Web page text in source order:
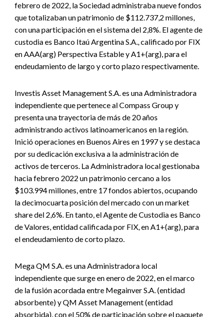
febrero de 2022, la Sociedad administraba nueve fondos
que totalizaban un patrimonio de $112.737,2 millones,
con una participación en el sistema del 2,8%. El agente de
custodia es Banco Itaú Argentina S.A., calificado por FIX
en AAA(arg) Perspectiva Estable y A1+(arg), para el
endeudamiento de largo y corto plazo respectivamente.
Investis Asset Management S.A. es una Administradora
independiente que pertenece al Compass Group y
presenta una trayectoria de más de 20 años
administrando activos latinoamericanos en la región.
Inició operaciones en Buenos Aires en 1997 y se destaca
por su dedicación exclusiva a la administración de
activos de terceros. La Administradora local gestionaba
hacia febrero 2022 un patrimonio cercano a los
$103.994 millones, entre 17 fondos abiertos, ocupando
la decimocuarta posición del mercado con un market
share del 2,6%. En tanto, el Agente de Custodia es Banco
de Valores, entidad calificada por FIX, en A1+(arg), para
el endeudamiento de corto plazo.
Mega QM S.A. es una Administradora local
independiente que surge en enero de 2022, en el marco
de la fusión acordada entre Megainver S.A. (entidad
absorbente) y QM Asset Management (entidad
absorbida), con el 50% de participación sobre el paquete